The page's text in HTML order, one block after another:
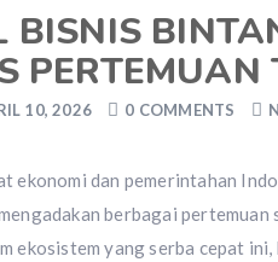
BISNIS
PERTEMUAN
10, 2026 0 COMMENTS
ekonomi dan pemerintahan
berbagai
ekosistem yang serba cepat